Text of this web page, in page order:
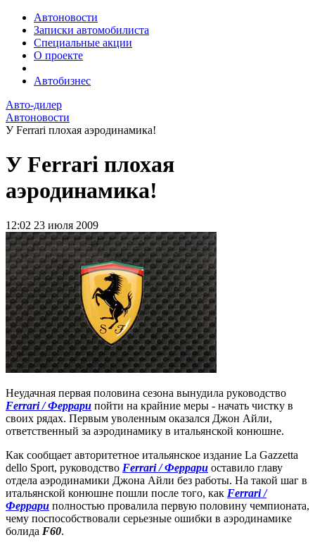
Автоновости
Записки автомобилиста
Специальные акции
О проекте
Автобизнес
Авто-дилер
Автоновости
У Ferrari плохая аэродинамика!
У Ferrari плохая
аэродинамика!
12:02 23 июля 2009
Неудачная первая половина сезона вынудила руководство
Ferrari / Феррари пойти на крайние меры - начать чистку в
своих рядах. Первым уволенным оказался Джон Айли,
ответственный за аэродинамику в итальянской конюшне.
Как сообщает авторитетное итальянское издание La Gazzetta
dello Sport, руководство Ferrari / Феррари оставило главу
отдела аэродинамики Джона Айли без работы. На такой шаг в
итальянской конюшне пошли после того, как Ferrari /
Феррари полностью провалила первую половину чемпионата,
чему поспособствовали серьезные ошибки в аэродинамике
болида F60.